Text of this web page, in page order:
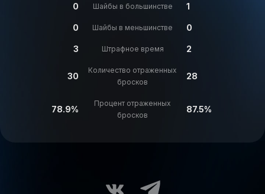
0 Шайбы в большинстве 1
0 Шайбы в меньшинстве 0
3 Штрафное время 2
30
Количество отраженных
бросков
28
78.9%
Процент отраженных
бросков
87.5%